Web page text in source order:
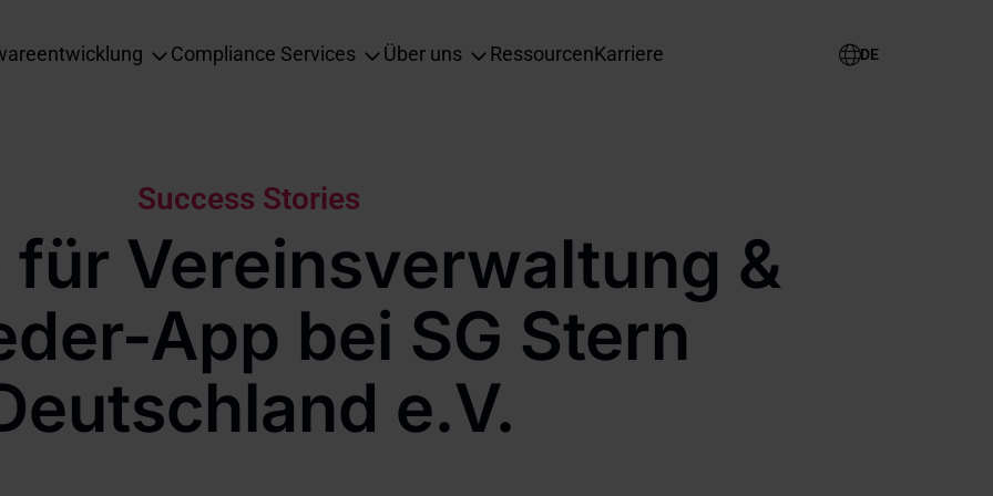
Compliance Services Über uns RessourcenKarriere
Select
Success Stories
Vereinsverwaltung &
App bei SG Stern
e.V.